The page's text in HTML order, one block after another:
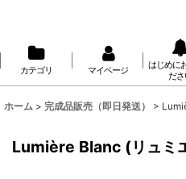
カテゴリ マイページ
はじめに
だ
ホーム > 完成品販売（即日発送） >
Lumière Blanc (リュミ